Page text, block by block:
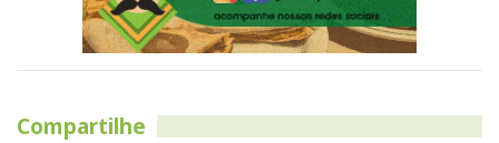
Compartilhe